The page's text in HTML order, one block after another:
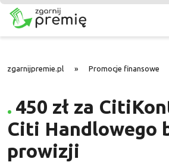
zgarnijpremie.pl » Promocje finansowe
450 zł za
Citi Handlowego
prowizji